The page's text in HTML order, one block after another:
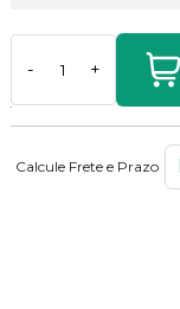
- +
Calcule Frete e Prazo